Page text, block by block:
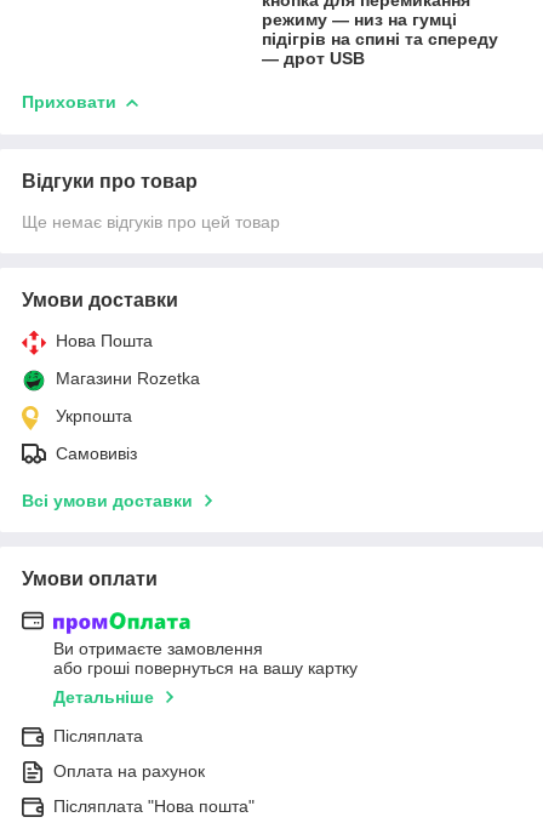
режиму — низ на гумці
підігрів на спині та спереду
— дрот USB
Приховати
Відгуки про товар
Ще немає відгуків про цей товар
Умови доставки
Нова Пошта
Магазини Rozetka
Укрпошта
Самовивіз
Всі умови доставки
Умови оплати
Ви отримаєте замовлення
або гроші повернуться на вашу картку
Детальніше
Післяплата
Оплата на рахунок
Післяплата "Нова пошта"